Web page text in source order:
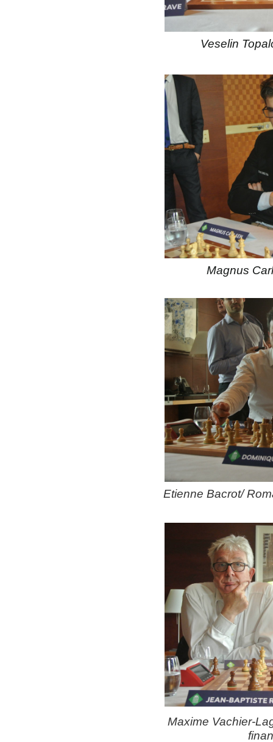
Veselin
Magnus
Etienne Bacrot/
Maxime Vachier-